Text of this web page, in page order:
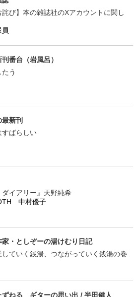
詫び】本の雑誌社のXアカウントに関し
番台（岩風呂）
う
新刊
すばらしい
ダイアリー』天野純希
中村優子
・としぞーの湯けむり日記
ていく銭湯、つながっていく銭湯の巻
ずねる ギターの思い出 / 半田健人